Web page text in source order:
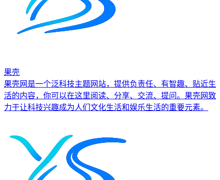
果壳
果壳网是一个泛科技主题网站，提供负责任、有智趣、贴近生
活的内容，你可以在这里阅读、分享、交流、提问。果壳网致
力于让科技兴趣成为人们文化生活和娱乐生活的重要元素。